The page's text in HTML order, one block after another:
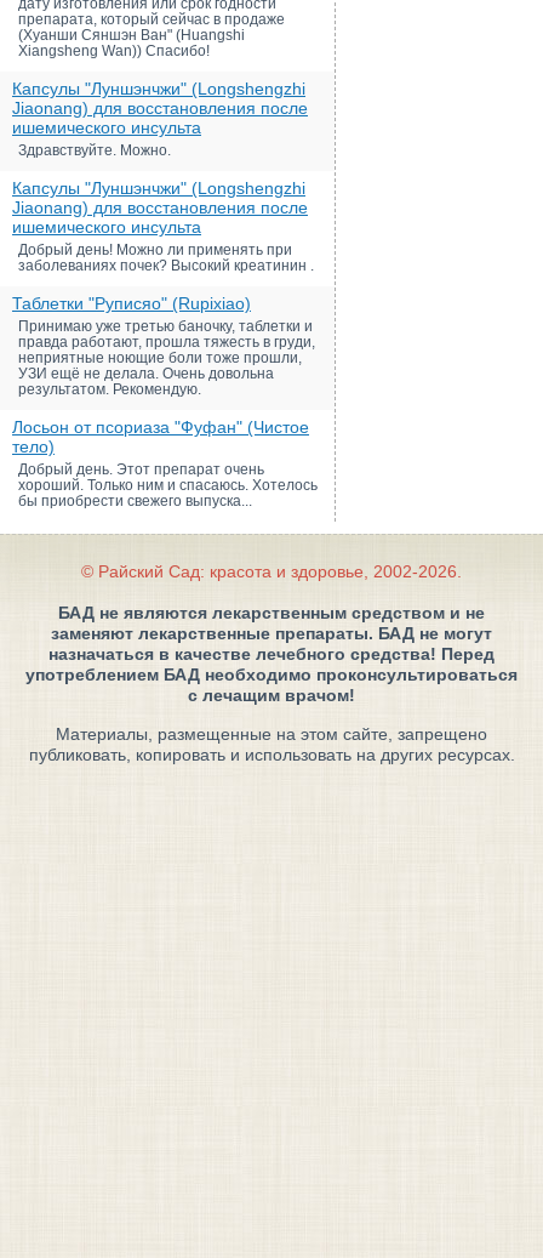
дату изготовления или срок годности
препарата, который сейчас в продаже
(Хуанши Сяншэн Ван" (Huangshi
Xiangsheng Wan)) Спасибо!
Капсулы "Луншэнчжи" (Longshengzhi
Jiaonang) для восстановления после
ишемического инсульта
Здравствуйте. Можно.
Капсулы "Луншэнчжи" (Longshengzhi
Jiaonang) для восстановления после
ишемического инсульта
Добрый день! Можно ли применять при
заболеваниях почек? Высокий креатинин .
Таблетки "Руписяо" (Rupixiao)
Принимаю уже третью баночку, таблетки и
правда работают, прошла тяжесть в груди,
неприятные ноющие боли тоже прошли,
УЗИ ещё не делала. Очень довольна
результатом. Рекомендую.
Лосьон от псориаза "Фуфан" (Чистое
тело)
Добрый день. Этот препарат очень
хороший. Только ним и спасаюсь. Хотелось
бы приобрести свежего выпуска...
© Райский Сад: красота и здоровье, 2002-2026.
БАД не являются лекарственным средством и не
заменяют лекарственные препараты. БАД не могут
назначаться в качестве лечебного средства! Перед
употреблением БАД необходимо проконсультироваться
с лечащим врачом!
Материалы, размещенные на этом сайте, запрещено
публиковать, копировать и использовать на других ресурсах.